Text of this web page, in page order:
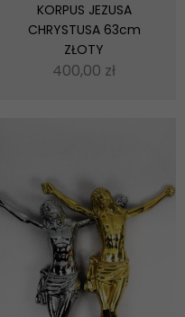
KORPUS JEZUSA
CHRYSTUSA 63cm
ZŁOTY
400,00 zł